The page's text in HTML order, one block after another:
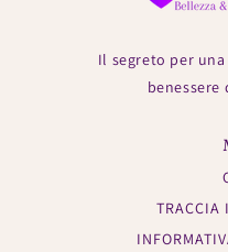
Il segreto per
TRACCIA